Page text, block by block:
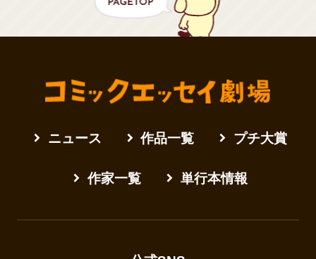
ニュース 作品一覧 プチ大賞
作家一覧 単行本情報